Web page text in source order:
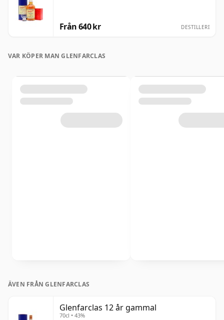
Från 640 kr DESTILLERI
VAR KÖPER MAN GLENFARCLAS
ÄVEN FRÅN GLENFARCLAS
Glenfarclas 12 år gammal
70cl • 43%